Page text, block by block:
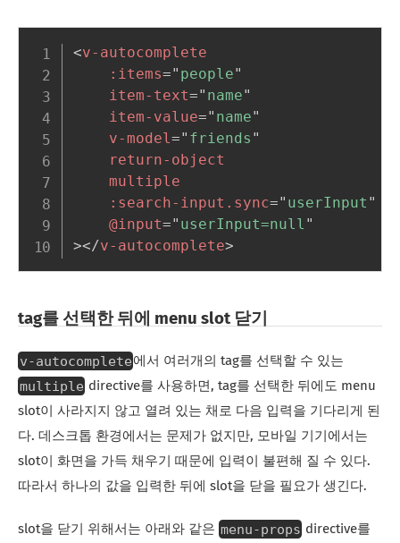
<v-autocomplete
:items=" people"
item-text=" name"
item-value=" name"
v-model=" friends "
return-object
multiple
:search-input.sync=" userInput "
@input=" userInput=null "
></v-autocomplete>
tag를 선택한 뒤에 menu slot 닫기
v-autocomplete 에서 여러개의 tag를 선택할 수 있는
multiple directive를 사용하면, tag를 선택한 뒤에도 menu
slot이 사라지지 않고 열려 있는 채로 다음 입력을 기다리게 된
다. 데스크톱 환경에서는 문제가 없지만, 모바일 기기에서는
slot이 화면을 가득 채우기 때문에 입력이 불편해 질 수 있다.
따라서 하나의 값을 입력한 뒤에 slot을 닫을 필요가 생긴다.
slot을 닫기 위해서는 아래와 같은 menu-props directive를